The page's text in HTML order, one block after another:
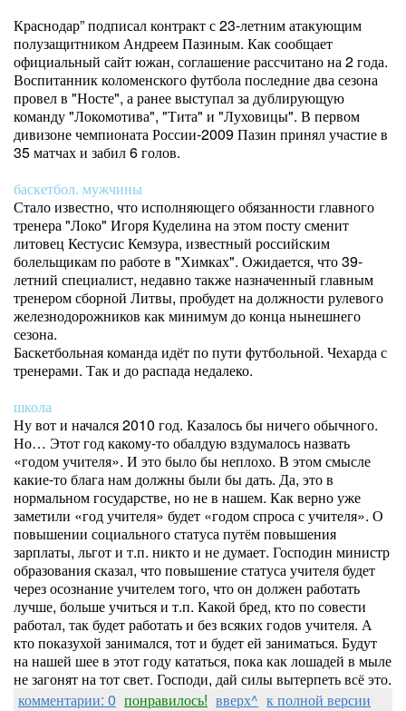
Краснодар” подписал контракт с 23-летним атакующим
полузащитником Андреем Пазиным. Как сообщает
официальный сайт южан, соглашение рассчитано на 2 года.
Воспитанник коломенского футбола последние два сезона
провел в "Носте", а ранее выступал за дублирующую
команду "Локомотива", "Тита" и "Луховицы". В первом
дивизоне чемпионата России-2009 Пазин принял участие в
35 матчах и забил 6 голов.
баскетбол. мужчины
Стало известно, что исполняющего обязанности главного
тренера "Локо" Игоря Куделина на этом посту сменит
литовец Кестусис Кемзура, известный российским
болельщикам по работе в "Химках". Ожидается, что 39-
летний специалист, недавно также назначенный главным
тренером сборной Литвы, пробудет на должности рулевого
железнодорожников как минимум до конца нынешнего
сезона.
Баскетбольная команда идёт по пути футбольной. Чехарда с
тренерами. Так и до распада недалеко.
школа
Ну вот и начался 2010 год. Казалось бы ничего обычного.
Но… Этот год какому-то обалдую вздумалось назвать
«годом учителя». И это было бы неплохо. В этом смысле
какие-то блага нам должны были бы дать. Да, это в
нормальном государстве, но не в нашем. Как верно уже
заметили «год учителя» будет «годом спроса с учителя». О
повышении социального статуса путём повышения
зарплаты, льгот и т.п. никто и не думает. Господин министр
образования сказал, что повышение статуса учителя будет
через осознание учителем того, что он должен работать
лучше, больше учиться и т.п. Какой бред, кто по совести
работал, так будет работать и без всяких годов учителя. А
кто показухой занимался, тот и будет ей заниматься. Будут
на нашей шее в этот году кататься, пока как лошадей в мыле
не загонят на тот свет. Господи, дай силы вытерпеть всё это.
комментарии: 0 понравилось! вверх^ к полной версии